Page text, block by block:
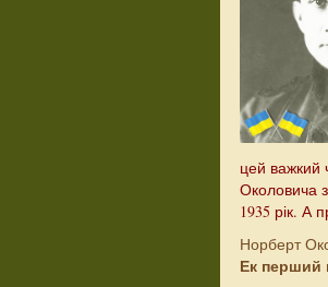
цей важкий
Околовича
1935 рік. А
Норберт
Ек перший